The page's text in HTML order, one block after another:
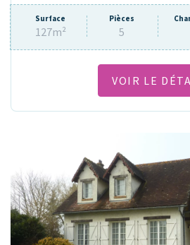
Surface
127m²
Pièces
5
VOIR LE